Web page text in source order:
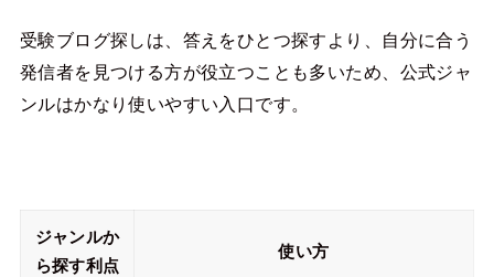
受験ブログ探しは、答えをひとつ探すより、自分に合う
発信者を見つける方が役立つことも多いため、公式ジャ
ンルはかなり使いやすい入口です。
ジャンルか
ら探す利点
使い方